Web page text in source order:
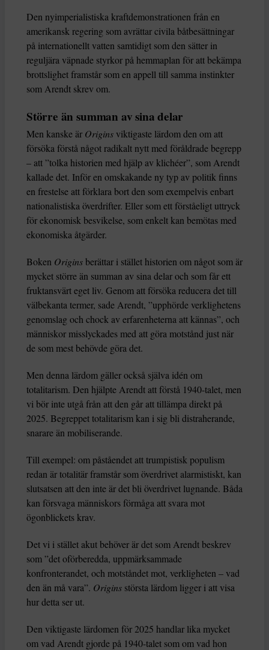
Den nyimperialistiska kraftdemonstrationen från en
amerikansk regering som avrättar civila båtbesättningar
på internationellt vatten samtidigt som den sätter in
reguljära väpnade styrkor på hemmaplan för att bekämpa
brottslighet framstår som en appell till samma instinkter
som Arendt skrev om.
Större än summan av sina delar
Men kanske är Origins viktigaste lärdom den om att
försöka förstå något radikalt nytt med föråldrade begrepp
– att ”tolka historien med hjälp av klichéer”, som Arendt
kallade det. Inför en omskakande ny typ av politik finns
en frestelse att förklara bort den som exempelvis enbart
nationalistiska överdrifter. Eller som ett förståeligt uttryck
för ekonomisk besvikelse, som enkelt kan bemötas med
ekonomiska åtgärder.
Boken Originsberättar i stället historien om något som är
mycket större än summan av sina delar och som får ett
fruktansvärt eget liv. Genom att försöka reducera det till
välbekanta termer, sade Arendt, ”upphörde verklighetens
genomslag och chock av erfarenheterna att kännas”, och
människor misslyckades med att göra motstånd just när
de som mest behövde göra det.
Men denna lärdom gäller också själva idén om
totalitarism. Den hjälpte Arendt att förstå 1940-talet, men
vi bör inte utgå från att den går att tillämpa direkt på
2025. Begreppet totalitarism kan i sig bli distraherande,
snarare än mobiliserande.
Till exempel: om påståendet att trumpistisk populism
redan är totalitär framstår som överdrivet alarmistiskt, kan
slutsatsen att den inte är det bli överdrivet lugnande. Båda
kan försvaga människors förmåga att svara mot
ögonblickets krav.
Det vi i stället akut behöver är det som Arendt beskrev
som ”det oförberedda, uppmärksammade
konfronterandet, och motståndet mot, verkligheten – vad
den än må vara”. Origins största lärdom ligger i att visa
hur detta ser ut.
Den viktigaste lärdomen för 2025 handlar lika mycket
om vad Arendt gjorde på 1940-talet som om vad hon